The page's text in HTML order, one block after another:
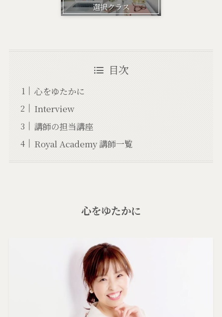
選択クラス
目次
心をゆたかに
Interview
講師の担当講座
Royal Academy 講師一覧
心をゆたかに